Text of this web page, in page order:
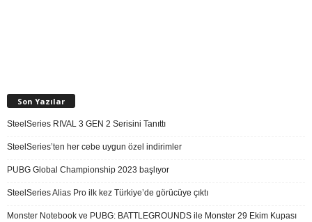
Son Yazılar
SteelSeries RIVAL 3 GEN 2 Serisini Tanıttı
SteelSeries’ten her cebe uygun özel indirimler
PUBG Global Championship 2023 başlıyor
SteelSeries Alias Pro ilk kez Türkiye’de görücüye çıktı
Monster Notebook ve PUBG: BATTLEGROUNDS ile Monster 29 Ekim Kupası